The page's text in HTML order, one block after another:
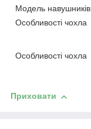
Модель навушників
Особливості чохла
Особливості чохла
Приховати